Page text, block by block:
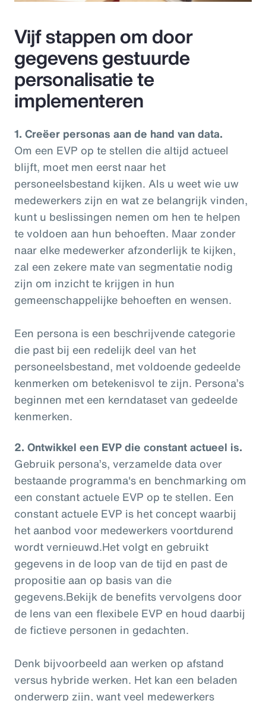
Video
Vijf stappen om door
gegevens gestuurde
personalisatie te
implementeren
1. Creëer personas aan de hand van data.
Om een EVP op te stellen die altijd actueel
blijft, moet men eerst naar het
personeelsbestand kijken. Als u weet wie uw
medewerkers zijn en wat ze belangrijk vinden,
kunt u beslissingen nemen om hen te helpen
te voldoen aan hun behoeften. Maar zonder
naar elke medewerker afzonderlijk te kijken,
zal een zekere mate van segmentatie nodig
zijn om inzicht te krijgen in hun
gemeenschappelijke behoeften en wensen.
Een persona is een beschrijvende categorie
die past bij een redelijk deel van het
personeelsbestand, met voldoende gedeelde
kenmerken om betekenisvol te zijn. Persona’s
beginnen met een kerndataset van gedeelde
kenmerken.
2. Ontwikkel een EVP die constant actueel is.
Gebruik persona’s, verzamelde data over
bestaande programma's en benchmarking om
een constant actuele EVP op te stellen. Een
constant actuele EVP is het concept waarbij
het aanbod voor medewerkers voortdurend
wordt vernieuwd.Het volgt en gebruikt
gegevens in de loop van de tijd en past de
propositie aan op basis van die
gegevens.Bekijk de benefits vervolgens door
de lens van een flexibele EVP en houd daarbij
de fictieve personen in gedachten.
Denk bijvoorbeeld aan werken op afstand
versus hybride werken. Het kan een beladen
onderwerp zijn, want veel medewerkers